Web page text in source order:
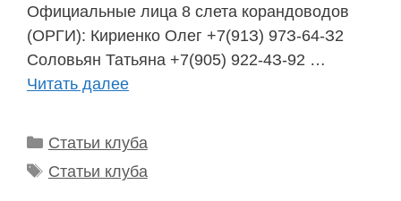
Официальные лица 8 слета корандоводов
(ОРГИ): Кириенко Олег +7(91З) 97З-64-З2
Соловьян Татьяна +7(905) 922-4З-92 …
Читать далее
Рубрики
Статьи клуба
Метки
Статьи клуба